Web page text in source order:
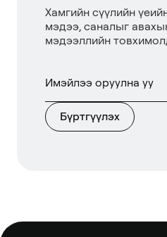
Хамгийн сүүлийн
мэдээ, саналыг
мэдээллийн
Бүртгүүлэх